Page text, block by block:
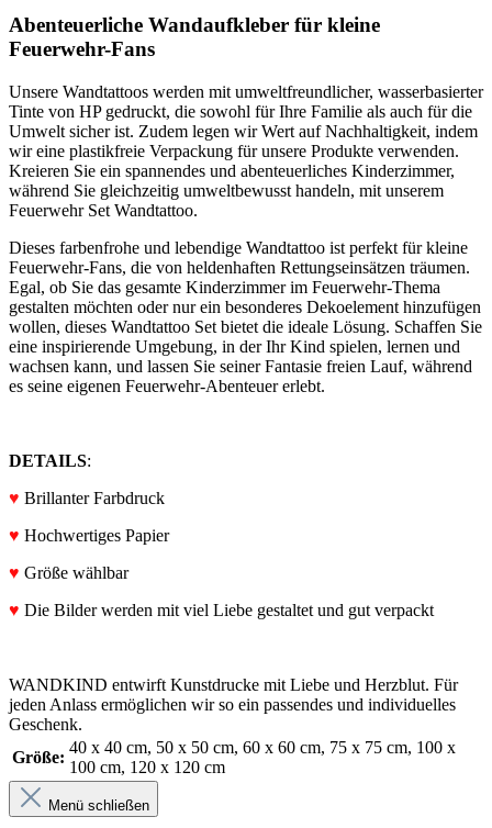
Abenteuerliche Wandaufkleber für kleine
Feuerwehr-Fans
Unsere Wandtattoos werden mit umweltfreundlicher, wasserbasierter
Tinte von HP gedruckt, die sowohl für Ihre Familie als auch für die
Umwelt sicher ist. Zudem legen wir Wert auf Nachhaltigkeit, indem
wir eine plastikfreie Verpackung für unsere Produkte verwenden.
Kreieren Sie ein spannendes und abenteuerliches Kinderzimmer,
während Sie gleichzeitig umweltbewusst handeln, mit unserem
Feuerwehr Set Wandtattoo.
Dieses farbenfrohe und lebendige Wandtattoo ist perfekt für kleine
Feuerwehr-Fans, die von heldenhaften Rettungseinsätzen träumen.
Egal, ob Sie das gesamte Kinderzimmer im Feuerwehr-Thema
gestalten möchten oder nur ein besonderes Dekoelement hinzufügen
wollen, dieses Wandtattoo Set bietet die ideale Lösung. Schaffen Sie
eine inspirierende Umgebung, in der Ihr Kind spielen, lernen und
wachsen kann, und lassen Sie seiner Fantasie freien Lauf, während
es seine eigenen Feuerwehr-Abenteuer erlebt.
DETAILS:
♥ Brillanter Farbdruck
♥ Hochwertiges Papier
♥ Größe wählbar
♥ Die Bilder werden mit viel Liebe gestaltet und gut verpackt
WANDKIND entwirft Kunstdrucke mit Liebe und Herzblut. Für
jeden Anlass ermöglichen wir so ein passendes und individuelles
Geschenk.
Größe:
40 x 40 cm, 50 x 50 cm, 60 x 60 cm, 75 x 75 cm, 100 x
100 cm, 120 x 120 cm
Menü schließen